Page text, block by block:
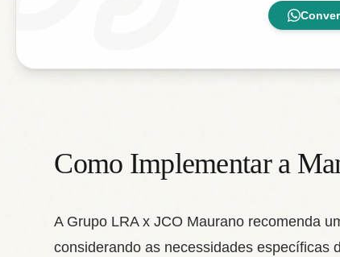
Como Implementar a
A Grupo LRA x JCO Maurano recomenda
considerando as necessidades específicas